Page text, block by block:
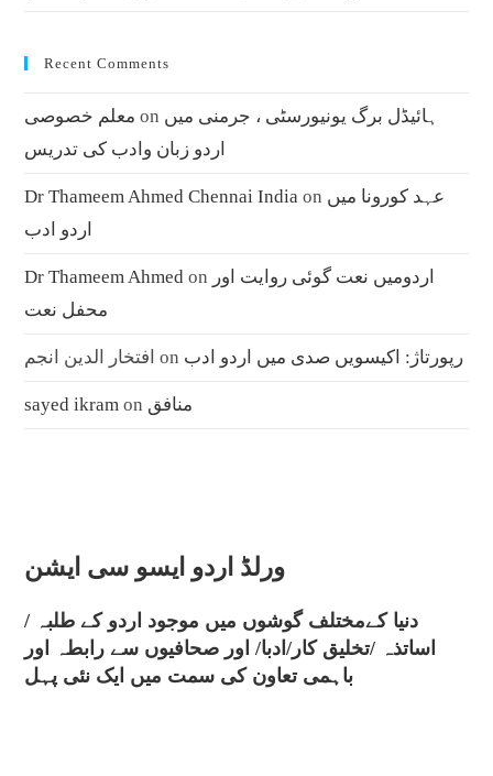
Recent Comments
معلم خصوصی on ہائیڈل برگ یونیورسٹی ، جرمنی میں
اردو زبان وادب کی تدریس
Dr Thameem Ahmed Chennai India on عہد کورونا میں
اردو ادب
Dr Thameem Ahmed on اردومیں نعت گوئی روایت اور
محفل نعت
افتخار الدین انجم on رپورتاژ: اکیسویں صدی میں اردو ادب
sayed ikram on منافق
ورلڈ اردو ایسو سی ایشن
دنیا کےمختلف گوشوں میں موجود اردو کے طلبہ /
اساتذہ /تخلیق کار/ادبا/ اور صحافیوں سے رابطہ اور
باہمی تعاون کی سمت میں ایک نئی پہل